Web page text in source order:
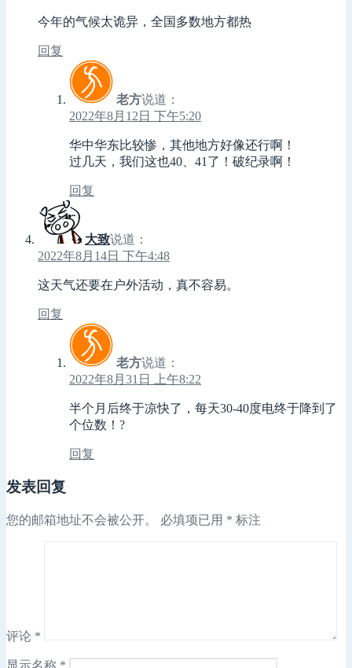
今年的气候太诡异，全国多数地方都热
回复
老方说道：
2022年8月12日 下午5:20
华中华东比较惨，其他地方好像还行啊！
过几天，我们这也40、41了！破纪录啊！
回复
大致说道：
2022年8月14日 下午4:48
这天气还要在户外活动，真不容易。
回复
老方说道：
2022年8月31日 上午8:22
半个月后终于凉快了，每天30-40度电终于降到了
个位数！?
回复
发表回复
您的邮箱地址不会被公开。 必填项已用 * 标注
评论 *
显示名称 *